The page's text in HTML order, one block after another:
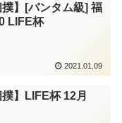
撲】[バンタム級] 福
LIFE杯
2021.01.09
撲】LIFE杯 12月